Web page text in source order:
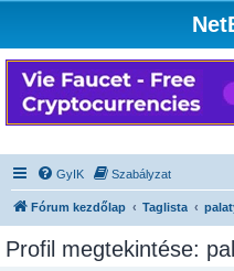
GyIK Szabályzat
Fórum kezdőlap Taglista
Profil megtekintése: